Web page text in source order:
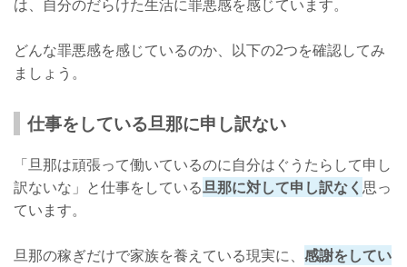
は、自分のだらけた生活に罪悪感を感じています。
どんな罪悪感を感じているのか、以下の2つを確認してみ
ましょう。
仕事をしている旦那に申し訳ない
「旦那は頑張って働いているのに自分はぐうたらして申し
訳ないな」と仕事をしている旦那に対して申し訳なく 思っ
ています。
旦那の稼ぎだけで家族を養えている現実に、 感謝をしてい